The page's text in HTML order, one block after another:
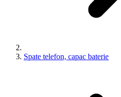
Spate telefon, capac baterie